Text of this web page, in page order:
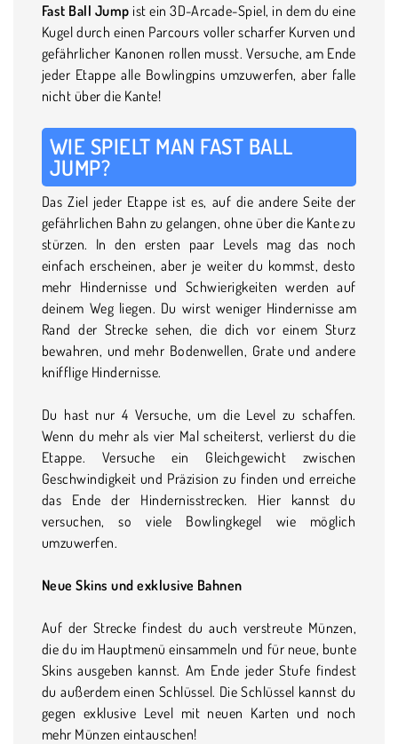
Fast Ball Jump ist ein 3D-Arcade-Spiel, in dem du eine
Kugel durch einen Parcours voller scharfer Kurven und
gefährlicher Kanonen rollen musst. Versuche, am Ende
jeder Etappe alle Bowlingpins umzuwerfen, aber falle
nicht über die Kante!
WIE SPIELT MAN FAST BALL
JUMP?
Das Ziel jeder Etappe ist es, auf die andere Seite der
gefährlichen Bahn zu gelangen, ohne über die Kante zu
stürzen. In den ersten paar Levels mag das noch
einfach erscheinen, aber je weiter du kommst, desto
mehr Hindernisse und Schwierigkeiten werden auf
deinem Weg liegen. Du wirst weniger Hindernisse am
Rand der Strecke sehen, die dich vor einem Sturz
bewahren, und mehr Bodenwellen, Grate und andere
knifflige Hindernisse.
Du hast nur 4 Versuche, um die Level zu schaffen.
Wenn du mehr als vier Mal scheiterst, verlierst du die
Etappe. Versuche ein Gleichgewicht zwischen
Geschwindigkeit und Präzision zu finden und erreiche
das Ende der Hindernisstrecken. Hier kannst du
versuchen, so viele Bowlingkegel wie möglich
umzuwerfen.
Neue Skins und exklusive Bahnen
Auf der Strecke findest du auch verstreute Münzen,
die du im Hauptmenü einsammeln und für neue, bunte
Skins ausgeben kannst. Am Ende jeder Stufe findest
du außerdem einen Schlüssel. Die Schlüssel kannst du
gegen exklusive Level mit neuen Karten und noch
mehr Münzen eintauschen!